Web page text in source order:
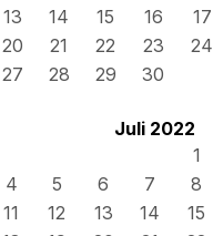
13
14 15 16 17
20
21 22 23 24
27
28 29 30
Juli 2022
1
4
5 6 7 8
11
12 13 14 15